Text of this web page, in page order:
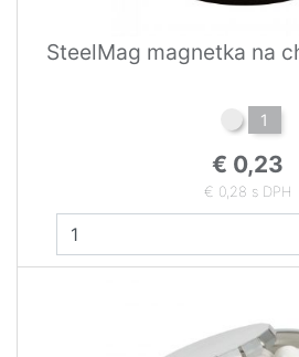
SteelMag magnetka na
1
€ 0,23
€ 0,28 s DPH